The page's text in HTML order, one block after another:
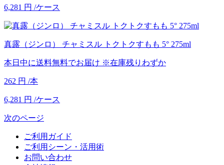
6,281 円 /ケース
真露（ジンロ） チャミスル トクトクすもも 5° 275ml
本日中に送料無料でお届け ※在庫残りわずか
262 円 /本
6,281 円 /ケース
次のページ
ご利用ガイド
ご利用シーン・活用術
お問い合わせ